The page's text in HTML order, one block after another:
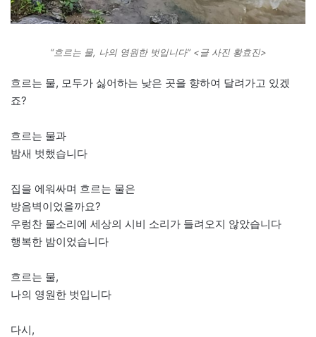
“흐르는 물, 나의 영원한 벗입니다” <글 사진 황효진>
흐르는 물, 모두가 싫어하는 낮은 곳을 향하여 달려가고 있겠
죠?
흐르는 물과
밤새 벗했습니다
집을 에워싸며 흐르는 물은
방음벽이었을까요?
우렁찬 물소리에 세상의 시비 소리가 들려오지 않았습니다
행복한 밤이었습니다
흐르는 물,
나의 영원한 벗입니다
다시,